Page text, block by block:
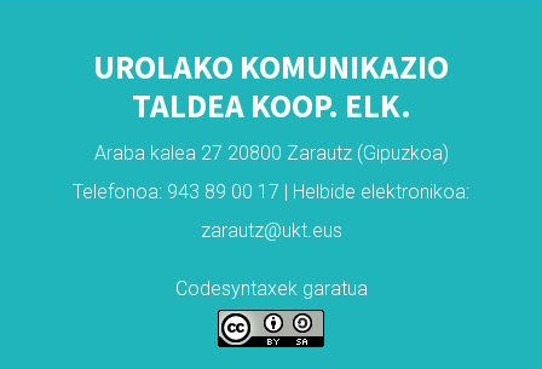
UROLAKO KOMUNIKAZIO
TALDEA KOOP. ELK.
Araba kalea 27 20800 Zarautz (Gipuzkoa)
Telefonoa: 943 89 00 17 | Helbide elektronikoa:
zarautz@ukt.eus
Codesyntaxek garatua